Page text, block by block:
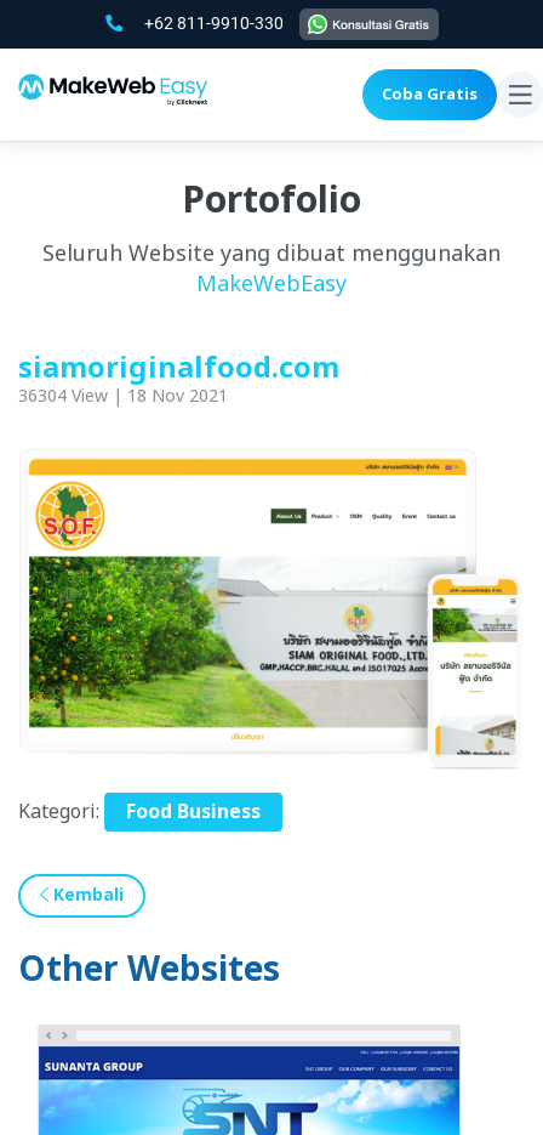
+62 811-9910-330
Coba Gratis
Portofolio
Seluruh Website yang dibuat menggunakan
MakeWebEasy
siamoriginalfood.com
36304 View | 18 Nov 2021
Kategori: Food Business
Kembali
Other Websites